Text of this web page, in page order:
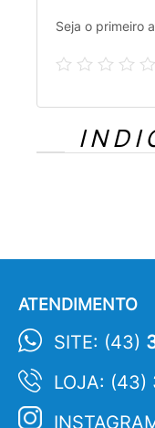
Seja o primeiro
ATENDIMENTO
SITE: (43)
LOJA: (43)